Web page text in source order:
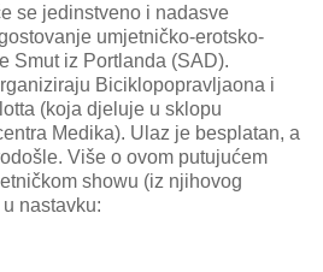
se jedinstveno i nadasve
umjetničko-erotsko-
Smut iz Portlanda (SAD).
Biciklopopravljaona i
(koja djeluje u sklopu
Medika). Ulaz je besplatan, a
Više o ovom putujućem
showu (iz njihovog
nastavku: